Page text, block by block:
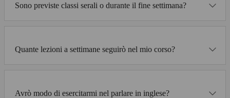
Sono previste classi serali o durante il fine settimana?
Quante lezioni a settimane seguirò nel mio corso?
Avrò modo di esercitarmi nel parlare in inglese?